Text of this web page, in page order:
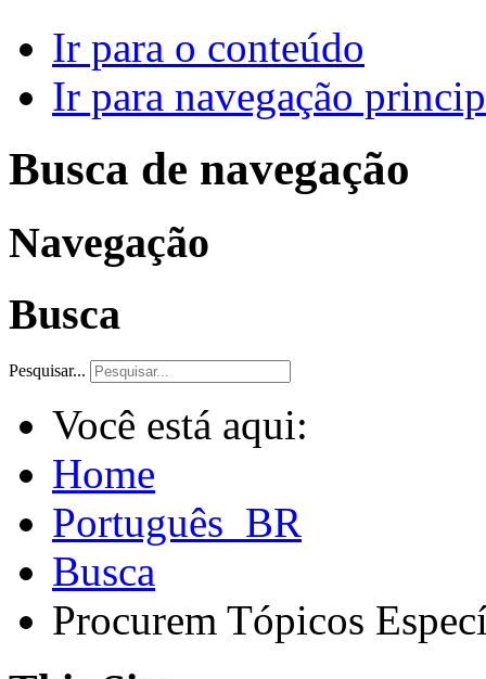
Ir para o conteúdo
Ir para navegação
Busca de navegação
Navegação
Busca
Pesquisar...
Você está aqui:
Home
Português_BR
Busca
Procurem Tópicos